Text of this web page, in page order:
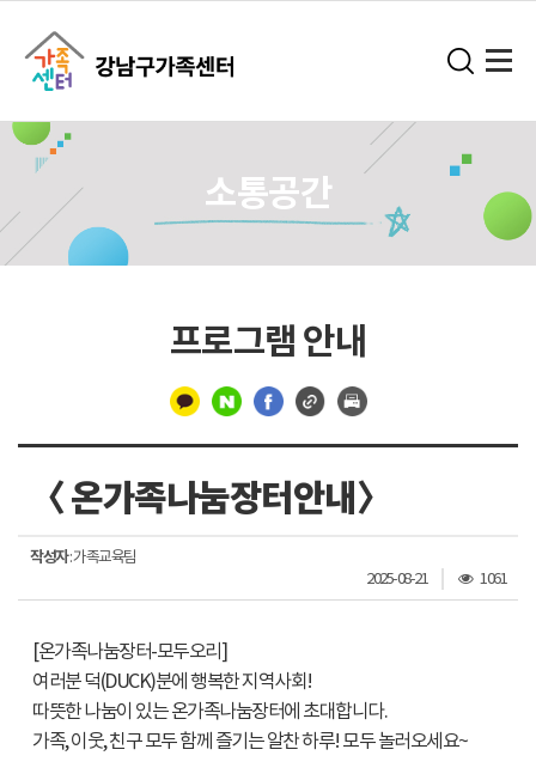
소통공간
프로그램 안내
〈 온가족나눔장터안내〉
작성자: 가족교육팀
2025-08-21
조
회
1061
[온가족나눔장터-모두오리]
여러분 덕(DUCK)분에 행복한 지역사회!
따뜻한 나눔이 있는 온가족나눔장터에 초대합니다.
가족, 이웃, 친구 모두 함께 즐기는 알찬 하루! 모두 놀러오세요~